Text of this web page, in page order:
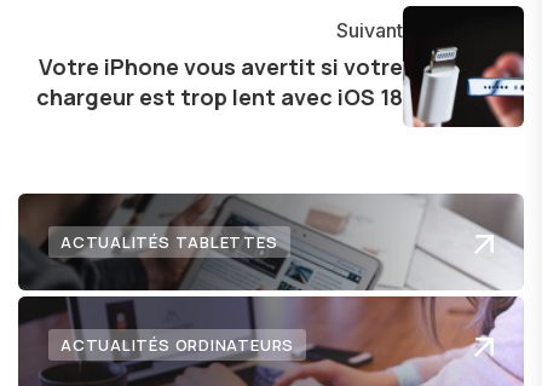
l'exploration constante des frontières de la
technologie me permet de présenter aux
lecteurs un aperçu captivant de ce que le futur
Suivant
Votre iPhone vous avertit si votre
chargeur est trop lent avec iOS 18
ACTUALITÉS TABLETTES
ACTUALITÉS ORDINATEURS